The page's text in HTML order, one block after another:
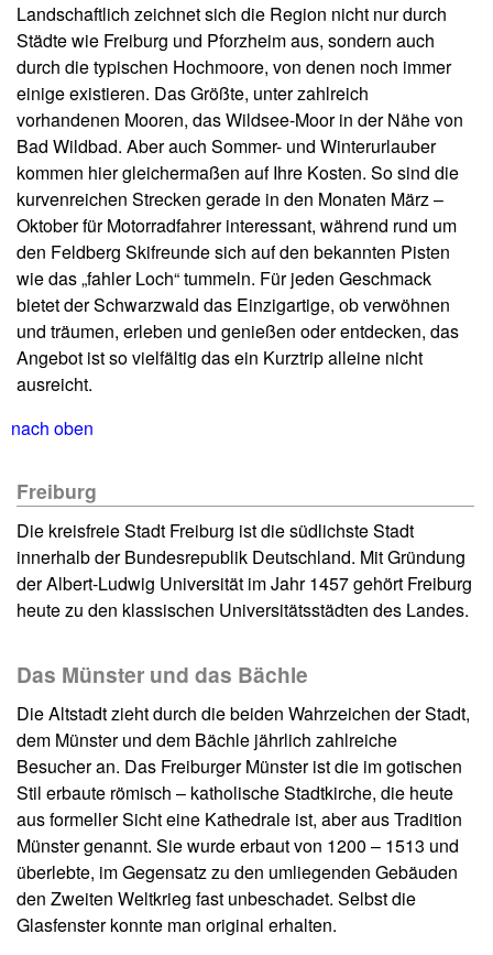
Landschaftlich zeichnet sich die Region nicht nur durch
Städte wie Freiburg und Pforzheim aus, sondern auch
durch die typischen Hochmoore, von denen noch immer
einige existieren. Das Größte, unter zahlreich
vorhandenen Mooren, das Wildsee-Moor in der Nähe von
Bad Wildbad. Aber auch Sommer- und Winterurlauber
kommen hier gleichermaßen auf Ihre Kosten. So sind die
kurvenreichen Strecken gerade in den Monaten März –
Oktober für Motorradfahrer interessant, während rund um
den Feldberg Skifreunde sich auf den bekannten Pisten
wie das „fahler Loch“ tummeln. Für jeden Geschmack
bietet der Schwarzwald das Einzigartige, ob verwöhnen
und träumen, erleben und genießen oder entdecken, das
Angebot ist so vielfältig das ein Kurztrip alleine nicht
ausreicht.
nach oben
Freiburg
Die kreisfreie Stadt Freiburg ist die südlichste Stadt
innerhalb der Bundesrepublik Deutschland. Mit Gründung
der Albert-Ludwig Universität im Jahr 1457 gehört Freiburg
heute zu den klassischen Universitätsstädten des Landes.
Das Münster und das Bächle
Die Altstadt zieht durch die beiden Wahrzeichen der Stadt,
dem Münster und dem Bächle jährlich zahlreiche
Besucher an. Das Freiburger Münster ist die im gotischen
Stil erbaute römisch – katholische Stadtkirche, die heute
aus formeller Sicht eine Kathedrale ist, aber aus Tradition
Münster genannt. Sie wurde erbaut von 1200 – 1513 und
überlebte, im Gegensatz zu den umliegenden Gebäuden
den Zweiten Weltkrieg fast unbeschadet. Selbst die
Glasfenster konnte man original erhalten.